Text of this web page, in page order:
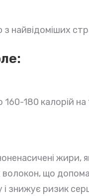
найвідоміших
:
180 калорій
жири,
волокон, що
і знижує ризик